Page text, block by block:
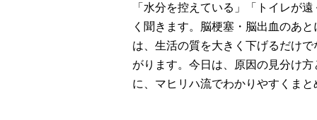
「水分を控えている」「トイレが
く聞きます。脳梗塞・脳出血のあ
は、生活の質を大きく下げるだけ
がります。今日は、原因の見分け
に、マヒリハ流でわかりやすくまと